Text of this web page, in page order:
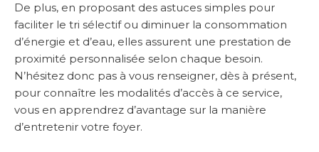
De plus, en proposant des astuces simples pour
faciliter le tri sélectif ou diminuer la consommation
d’énergie et d’eau, elles assurent une prestation de
proximité personnalisée selon chaque besoin.
N’hésitez donc pas à vous renseigner, dès à présent,
pour connaître les modalités d’accès à ce service,
vous en apprendrez d’avantage sur la manière
d’entretenir votre foyer.